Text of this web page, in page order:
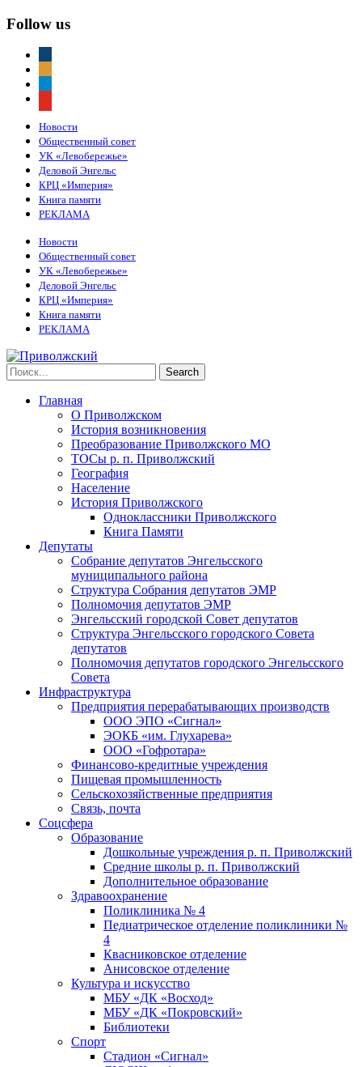
Follow us
Новости
Общественный совет
УК «Левобережье»
Деловой Энгельс
КРЦ «Империя»
Книга памяти
РЕКЛАМА
Новости
Общественный совет
УК «Левобережье»
Деловой Энгельс
КРЦ «Империя»
Книга памяти
РЕКЛАМА
Главная
О Приволжском
История возникновения
Преобразование Приволжского МО
ТОСы р. п. Приволжский
География
Население
История Приволжского
Одноклассники Приволжского
Книга Памяти
Депутаты
Собрание депутатов Энгельсского
муниципального района
Структура Собрания депутатов ЭМР
Полномочия депутатов ЭМР
Энгельсский городской Совет депутатов
Структура Энгельсского городского Совета
депутатов
Полномочия депутатов городского Энгельсского
Совета
Инфраструктура
Предприятия перерабатывающих производств
ООО ЭПО «Сигнал»
ЭОКБ «им. Глухарева»
ООО «Гофротара»
Финансово-кредитные учреждения
Пищевая промышленность
Сельскохозяйственные предприятия
Связь, почта
Соцсфера
Образование
Дошкольные учреждения р. п. Приволжский
Средние школы р. п. Приволжский
Дополнительное образование
Здравоохранение
Поликлиника № 4
Педиатрическое отделение поликлиники №
4
Квасниковское отделение
Анисовское отделение
Культура и искусство
МБУ «ДК «Восход»
МБУ «ДК «Покровский»
Библиотеки
Спорт
Стадион «Сигнал»